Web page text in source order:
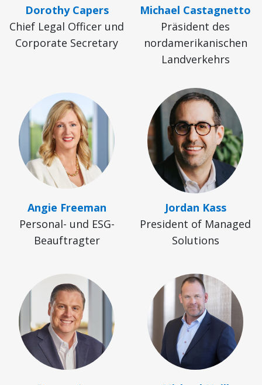
Dorothy Capers
Chief Legal Officer und
Corporate Secretary
Michael Castagnetto
Präsident des
nordamerikanischen
Landverkehrs
Angie Freeman
Personal- und ESG-
Beauftragter
Jordan Kass
President of Managed
Solutions